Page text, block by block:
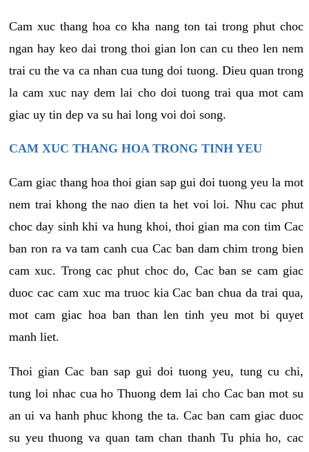
Cam xuc thang hoa co kha nang ton tai trong phut choc
ngan hay keo dai trong thoi gian lon can cu theo len nem
trai cu the va ca nhan cua tung doi tuong. Dieu quan trong
la cam xuc nay dem lai cho doi tuong trai qua mot cam
giac uy tin dep va su hai long voi doi song.
CAM XUC THANG HOA TRONG TINH YEU
Cam giac thang hoa thoi gian sap gui doi tuong yeu la mot
nem trai khong the nao dien ta het voi loi. Nhu cac phut
choc day sinh khi va hung khoi, thoi gian ma con tim Cac
ban ron ra va tam canh cua Cac ban dam chim trong bien
cam xuc. Trong cac phut choc do, Cac ban se cam giac
duoc cac cam xuc ma truoc kia Cac ban chua da trai qua,
mot cam giac hoa ban than len tinh yeu mot bi quyet
manh liet.
Thoi gian Cac ban sap gui doi tuong yeu, tung cu chi,
tung loi nhac cua ho Thuong dem lai cho Cac ban mot su
an ui va hanh phuc khong the ta. Cac ban cam giac duoc
su yeu thuong va quan tam chan thanh Tu phia ho, cac